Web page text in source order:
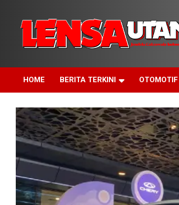
content
LensaUtama
HOME BERITA TERKINI OTOMOTIF